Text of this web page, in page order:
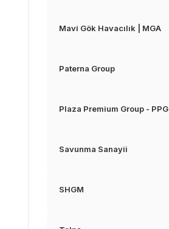
Mavi Gök Havacılık | MGA
Paterna Group
Plaza Premium Group - PPG
Savunma Sanayii
SHGM